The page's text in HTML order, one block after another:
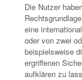
Die Nutzer
eine
oder von zwei
beispielsweise
ergriffenen
aufklären zu